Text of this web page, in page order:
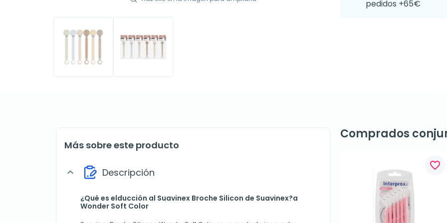
pedidos +65€
Más sobre este producto
expand_more Descripción
¿Qué es elducción al Suavinex Broche Silicon de Suavinex?a
Wonder Soft Color
Comprados
favorite_border